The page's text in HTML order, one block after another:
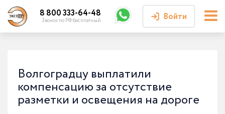
Войти
Личный кабинет
8 800 333-64-48
Звонок по РФ бесплатный
Волгоградцу выплатили
компенсацию за отсутствие
разметки и освещения на дороге